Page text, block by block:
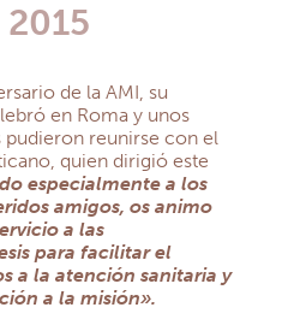
2015
de la AMI, su
en Roma y unos
pudieron reunirse con el
quien dirigió este
especialmente a los
amigos, os animo
a las
para facilitar el
a la atención sanitaria y
a la misión».